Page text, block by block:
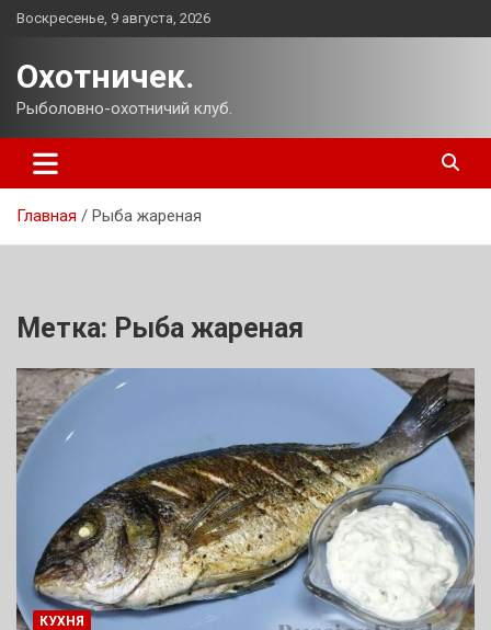
Перейти
Воскресенье, 9 августа, 2026
Охотничек.
Рыболовно-охотничий клуб.
Главная Рыба жареная
Метка: Рыба жареная
КУХНЯ